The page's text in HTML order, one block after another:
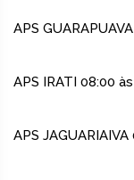
APS
APS IRATI 08:00
APS JAGUARIAIVA